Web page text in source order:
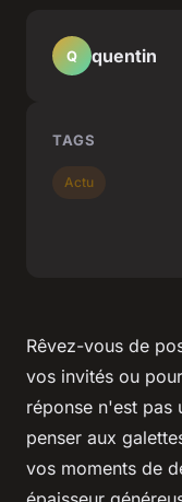
Rêvez-vous de
vos invités ou
réponse n'est pas
penser aux
vos moments de
Q quentin
TAGS
Actu